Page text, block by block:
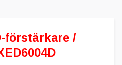
förstärkare /